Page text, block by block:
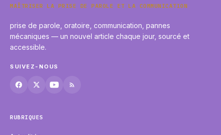
MAÎTRISER LA PRISE DE PAROLE ET LA COMMUNICATION
prise de parole, oratoire, communication, pannes
mécaniques — un nouvel article chaque jour, sourcé et
accessible.
SUIVEZ-NOUS
RUBRIQUES